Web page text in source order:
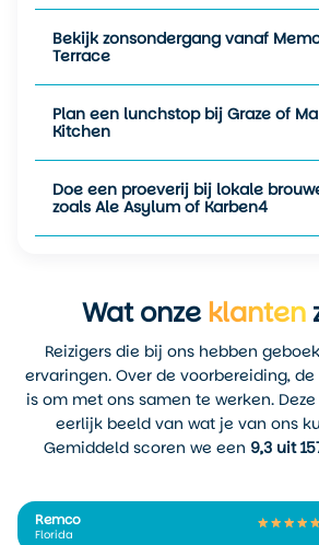
het drukker, de terrassen
kajaks, bootjes en suppers.
De stad voelt dan bijna
mediterraans, behalve dat
het bier hier lokaal
gebrouwen is en je in plaats
van tapas vers gesneden
September en oktober zijn
ideaal voor wie liever buiten
het hoogseizoen reist. De
temperaturen blijven
aangenaam, de kleuren in de
parken veranderen langzaam
naar herfsttinten en het
te beleven.
Bekijk zonsondergang vanaf
Terrace
Plan een lunchstop bij Graze of
Kitchen
Doe een proeverij bij lokale
zoals Ale Asylum of Karben4
Wat onzeklanten
Reizigers die bij ons hebben
ervaringen. Over de voorbereiding,
is om met ons samen te werken.
eerlijk beeld van wat je van ons
Gemiddeld scoren we een 9,3 uit
Remco
Florida